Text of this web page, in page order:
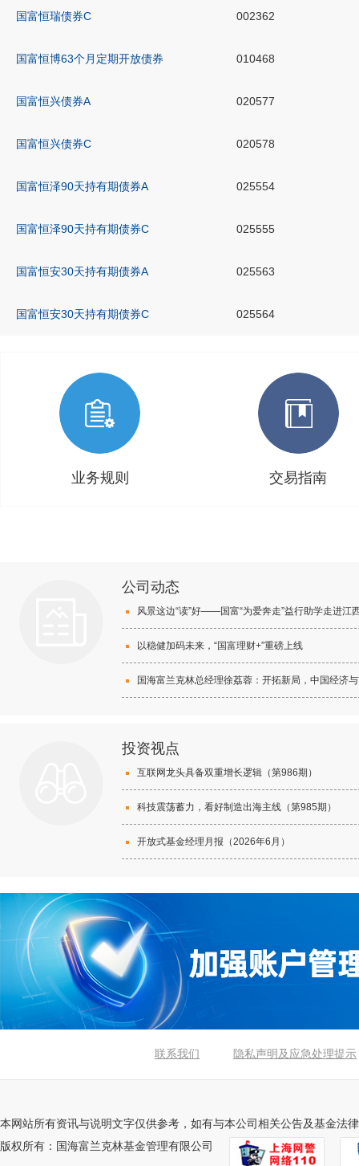
国富恒瑞债券C 002362
国富恒博63个月定期开放债券 010468
国富恒兴债券A 020577
国富恒兴债券C 020578
国富恒泽90天持有期债券A 025554
国富恒泽90天持有期债券C 025555
国富恒安30天持有期债券A 025563
国富恒安30天持有期债券C 025564
业务规则 交易指南
公司动态
以稳健加码未来，“国富理财+”重磅上线
投资视点
互联网龙头具备双重增长逻辑（第986期）
科技震荡蓄力，看好制造出海主线（第985期）
开放式基金经理月报（2026年6月）
联系我们 隐私声明及应急处理提示
本网站所有资讯与说明文字仅供参考，如有与本公司相关公告及基金法
版权所有：国海富兰克林基金管理有限公司